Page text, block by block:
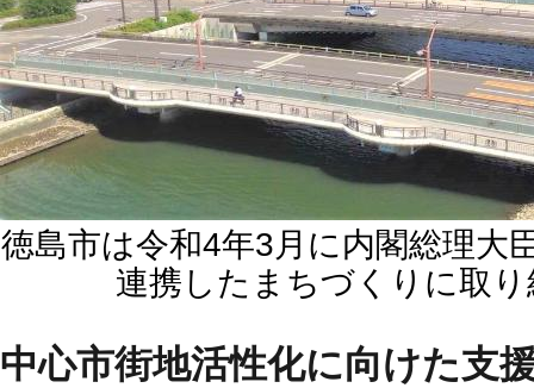
徳島市は令和4年3月に内閣総理大
連携したまちづくりに取
中心市街地活性化に向けた支